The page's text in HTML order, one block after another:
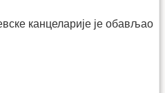
канцеларије је обављао